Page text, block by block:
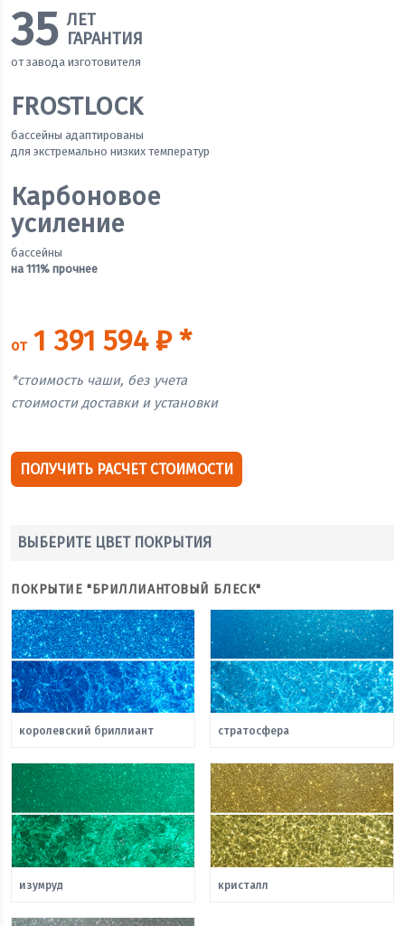
35 ЛЕТ
ГАРАНТИЯ
от завода изготовителя
FROSTLOCK
бассейны адаптированы
для экстремально низких температур
Карбоновое
усиление
бассейны
на 111% прочнее
от1 391 594 ₽ *
*стоимость чаши, без учета
стоимости доставки и установки
ПОЛУЧИТЬ РАСЧЕТ СТОИМОСТИ
ВЫБЕРИТЕ ЦВЕТ ПОКРЫТИЯ
ПОКРЫТИЕ "БРИЛЛИАНТОВЫЙ БЛЕСК"
королевский бриллиант стратосфера
изумруд кристалл